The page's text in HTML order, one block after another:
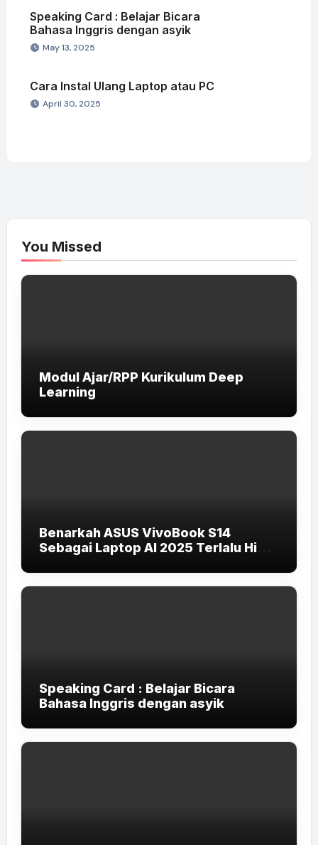
Speaking Card : Belajar Bicara
Bahasa Inggris dengan asyik
May 13, 2025
Cara Instal Ulang Laptop atau PC
April 30, 2025
You Missed
Modul Ajar/RPP Kurikulum Deep
Learning
Benarkah ASUS VivoBook S14
Sebagai Laptop AI 2025 Terlalu High-
Speaking Card : Belajar Bicara
Bahasa Inggris dengan asyik